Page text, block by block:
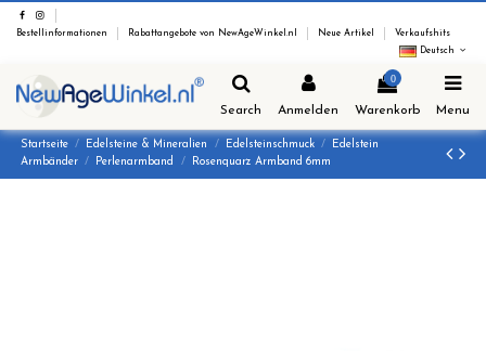
Bestellinformationen Rabattangebote von NewAgeWinkel.nl Neue Artikel
Verkaufshits
Deutsch
Search Anmelden
0
Warenkorb Menu
Startseite Edelsteine & Mineralien Edelsteinschmuck
Edelstein
Armbänder
Perlenarmband Rosenquarz Armband 6mm